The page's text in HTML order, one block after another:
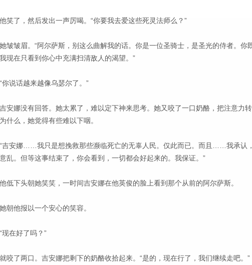
他笑了，然后发出一声厉喝。“你要我去爱这些死灵法师么？”
她皱皱眉。“阿尔萨斯，别这么曲解我的话。你是一位圣骑士，是圣光的侍者。你
我现在只看到你心中充满扫清敌人的渴望。”
“你说话越来越像乌瑟尔了。”
吉安娜没有回答。她太累了，难以定下神来思考。她又咬了一口奶酪，把注意力
为什么，她觉得有些难以下咽。
“吉安娜……我只是想挽救那些濒临死亡的无辜人民。仅此而已。而且……我承认
意乱。但等这事结束了，你会看到，一切都会好起来的。我保证。”
他低下头朝她笑笑，一时间吉安娜在他英俊的脸上看到那个从前的阿尔萨斯。
她朝他报以一个安心的笑容。
“现在好了吗？”
就咬了两口。吉安娜把剩下的奶酪收拾起来。“是的，现在行了，我们继续走吧。”